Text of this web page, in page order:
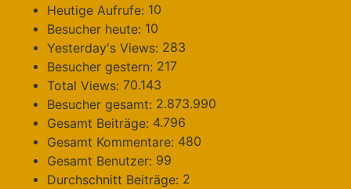
Heutige Aufrufe: 10
Besucher heute: 10
Yesterday's Views: 283
Besucher gestern: 217
Total Views: 70.143
Besucher gesamt: 2.873.990
Gesamt Beiträge: 4.796
Gesamt Kommentare: 480
Gesamt Benutzer: 99
Durchschnitt Beiträge: 2